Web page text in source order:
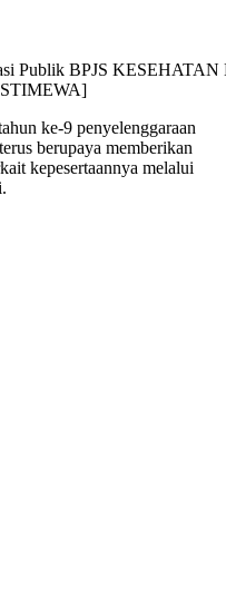
Publik BPJS
ke-9 penyelenggaraan
berupaya memberikan
kepesertaannya melalui